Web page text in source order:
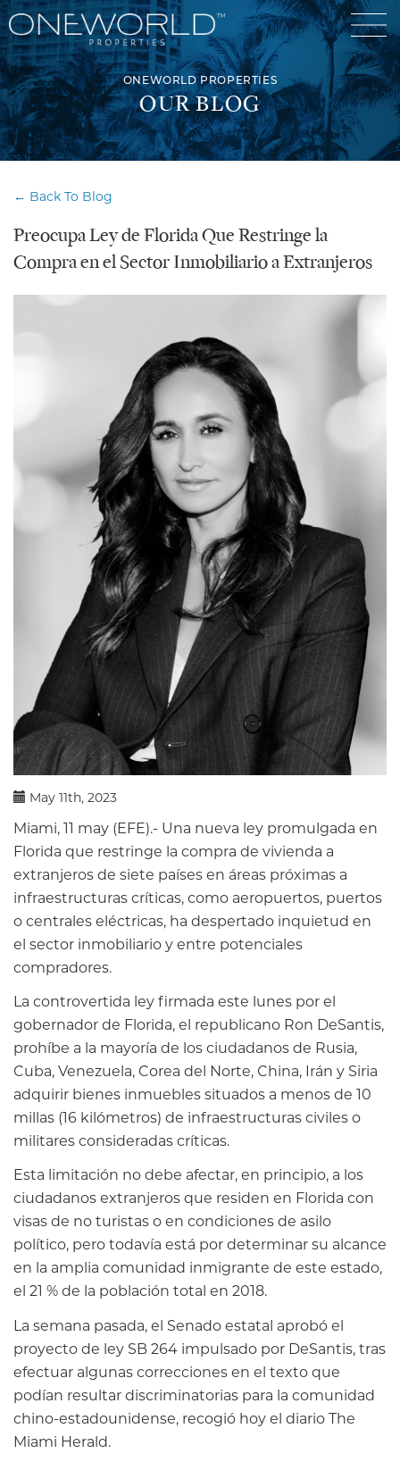
Exclusive Developments
Our Portfolio
Who We Are
ONEWORLD PROPERTIES
OUR BLOG
← Back To Blog
Preocupa Ley de Florida Que Restringe la
Compra en el Sector Inmobiliario a Extranjeros
May 11th, 2023
Miami, 11 may (EFE).- Una nueva ley promulgada en
Florida que restringe la compra de vivienda a
extranjeros de siete países en áreas próximas a
infraestructuras críticas, como aeropuertos, puertos
o centrales eléctricas, ha despertado inquietud en
el sector inmobiliario y entre potenciales
compradores.
La controvertida ley firmada este lunes por el
gobernador de Florida, el republicano Ron DeSantis,
prohíbe a la mayoría de los ciudadanos de Rusia,
Cuba, Venezuela, Corea del Norte, China, Irán y Siria
adquirir bienes inmuebles situados a menos de 10
millas (16 kilómetros) de infraestructuras civiles o
militares consideradas críticas.
Esta limitación no debe afectar, en principio, a los
ciudadanos extranjeros que residen en Florida con
visas de no turistas o en condiciones de asilo
político, pero todavía está por determinar su alcance
en la amplia comunidad inmigrante de este estado,
el 21 % de la población total en 2018.
La semana pasada, el Senado estatal aprobó el
proyecto de ley SB 264 impulsado por DeSantis, tras
efectuar algunas correcciones en el texto que
podían resultar discriminatorias para la comunidad
chino-estadounidense, recogió hoy el diario The
Miami Herald.